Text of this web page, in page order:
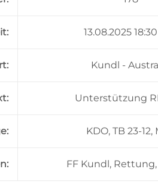
13.08.2025
Kundl -
Unterstützung
KDO, TB 23-12,
FF Kundl,